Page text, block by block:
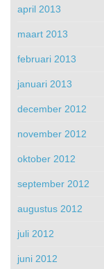
april 2013
maart 2013
februari 2013
januari 2013
december 2012
november 2012
oktober 2012
september 2012
augustus 2012
juli 2012
juni 2012